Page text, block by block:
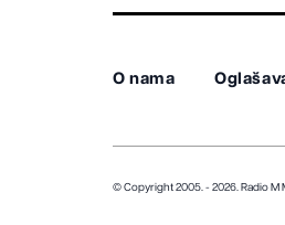
O nama
© Copyright 2005. - 2026. Radio M